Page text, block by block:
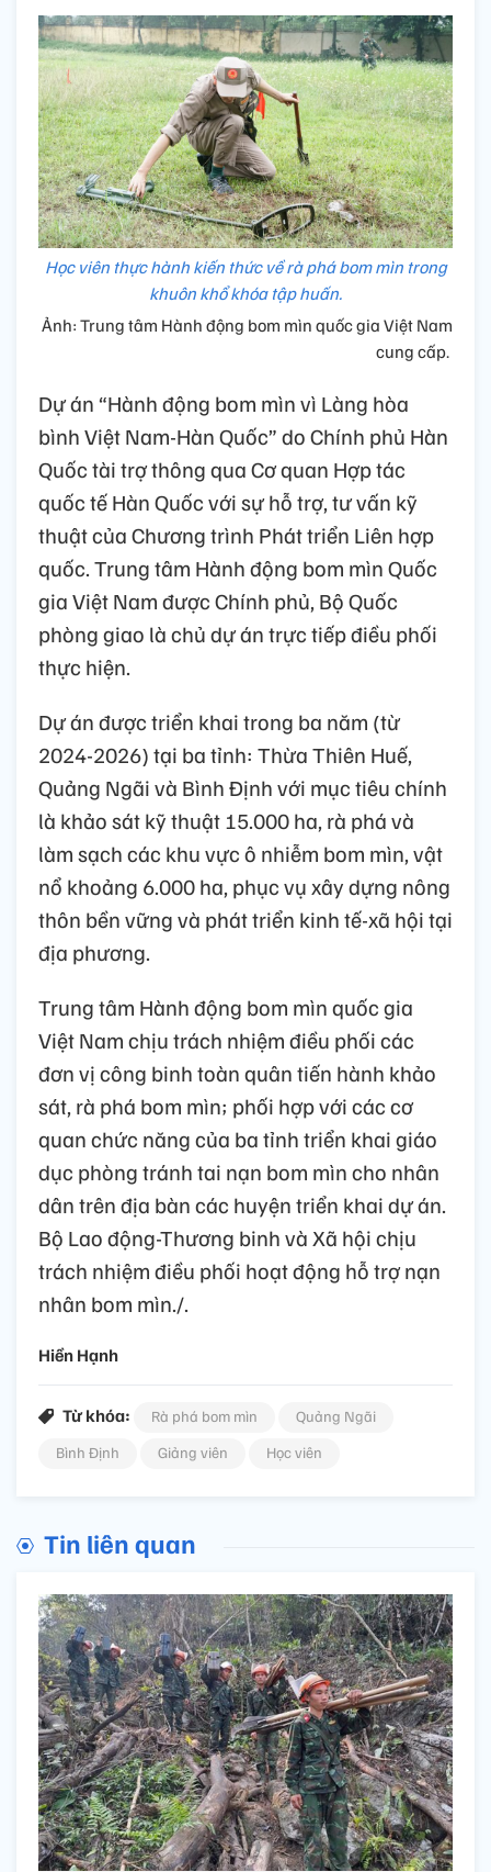
Học viên thực hành kiến thức về rà phá bom mìn trong
khuôn khổ khóa tập huấn.
Ảnh: Trung tâm Hành động bom mìn quốc gia Việt Nam
cung cấp.
Dự án “Hành động bom mìn vì Làng hòa
bình Việt Nam-Hàn Quốc” do Chính phủ Hàn
Quốc tài trợ thông qua Cơ quan Hợp tác
quốc tế Hàn Quốc với sự hỗ trợ, tư vấn kỹ
thuật của Chương trình Phát triển Liên hợp
quốc. Trung tâm Hành động bom mìn Quốc
gia Việt Nam được Chính phủ, Bộ Quốc
phòng giao là chủ dự án trực tiếp điều phối
thực hiện.
Dự án được triển khai trong ba năm (từ
2024-2026) tại ba tỉnh: Thừa Thiên Huế,
Quảng Ngãi và Bình Định với mục tiêu chính
là khảo sát kỹ thuật 15.000 ha, rà phá và
làm sạch các khu vực ô nhiễm bom mìn, vật
nổ khoảng 6.000 ha, phục vụ xây dựng nông
thôn bền vững và phát triển kinh tế-xã hội tại
địa phương.
Trung tâm Hành động bom mìn quốc gia
Việt Nam chịu trách nhiệm điều phối các
đơn vị công binh toàn quân tiến hành khảo
sát, rà phá bom mìn; phối hợp với các cơ
quan chức năng của ba tỉnh triển khai giáo
dục phòng tránh tai nạn bom mìn cho nhân
dân trên địa bàn các huyện triển khai dự án.
Bộ Lao động-Thương binh và Xã hội chịu
trách nhiệm điều phối hoạt động hỗ trợ nạn
nhân bom mìn./.
Hiền Hạnh
Từ khóa: Rà phá bom mìn
Quảng Ngãi
Bình Định
Giảng viên Học viên
Tin liên quan